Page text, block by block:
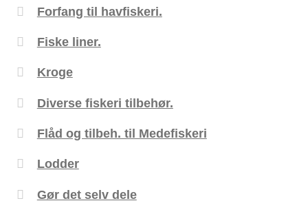
Forfang til havfiskeri.
Fiske liner.
Kroge
Diverse fiskeri tilbehør.
Flåd og tilbeh. til Medefiskeri
Lodder
Gør det selv dele